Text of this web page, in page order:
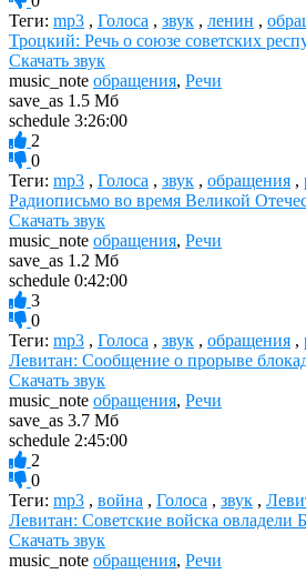
Теги: mp3 , Голоса , звук , ленин ,
Троцкий: Речь о союзе советских
Скачать звук
music_note обращения, Речи
save_as 1.5 Мб
schedule 3:26:00
2
0
Теги: mp3 , Голоса , звук , обращения ,
Радиописьмо во время Великой
Скачать звук
music_note обращения, Речи
save_as 1.2 Мб
schedule 0:42:00
3
0
Теги: mp3 , Голоса , звук , обращения ,
Левитан: Сообщение о прорыве
Скачать звук
music_note обращения, Речи
save_as 3.7 Мб
schedule 2:45:00
2
0
Теги: mp3 , война , Голоса , звук ,
Левитан: Советские войска овладели
Скачать звук
music_note обращения, Речи